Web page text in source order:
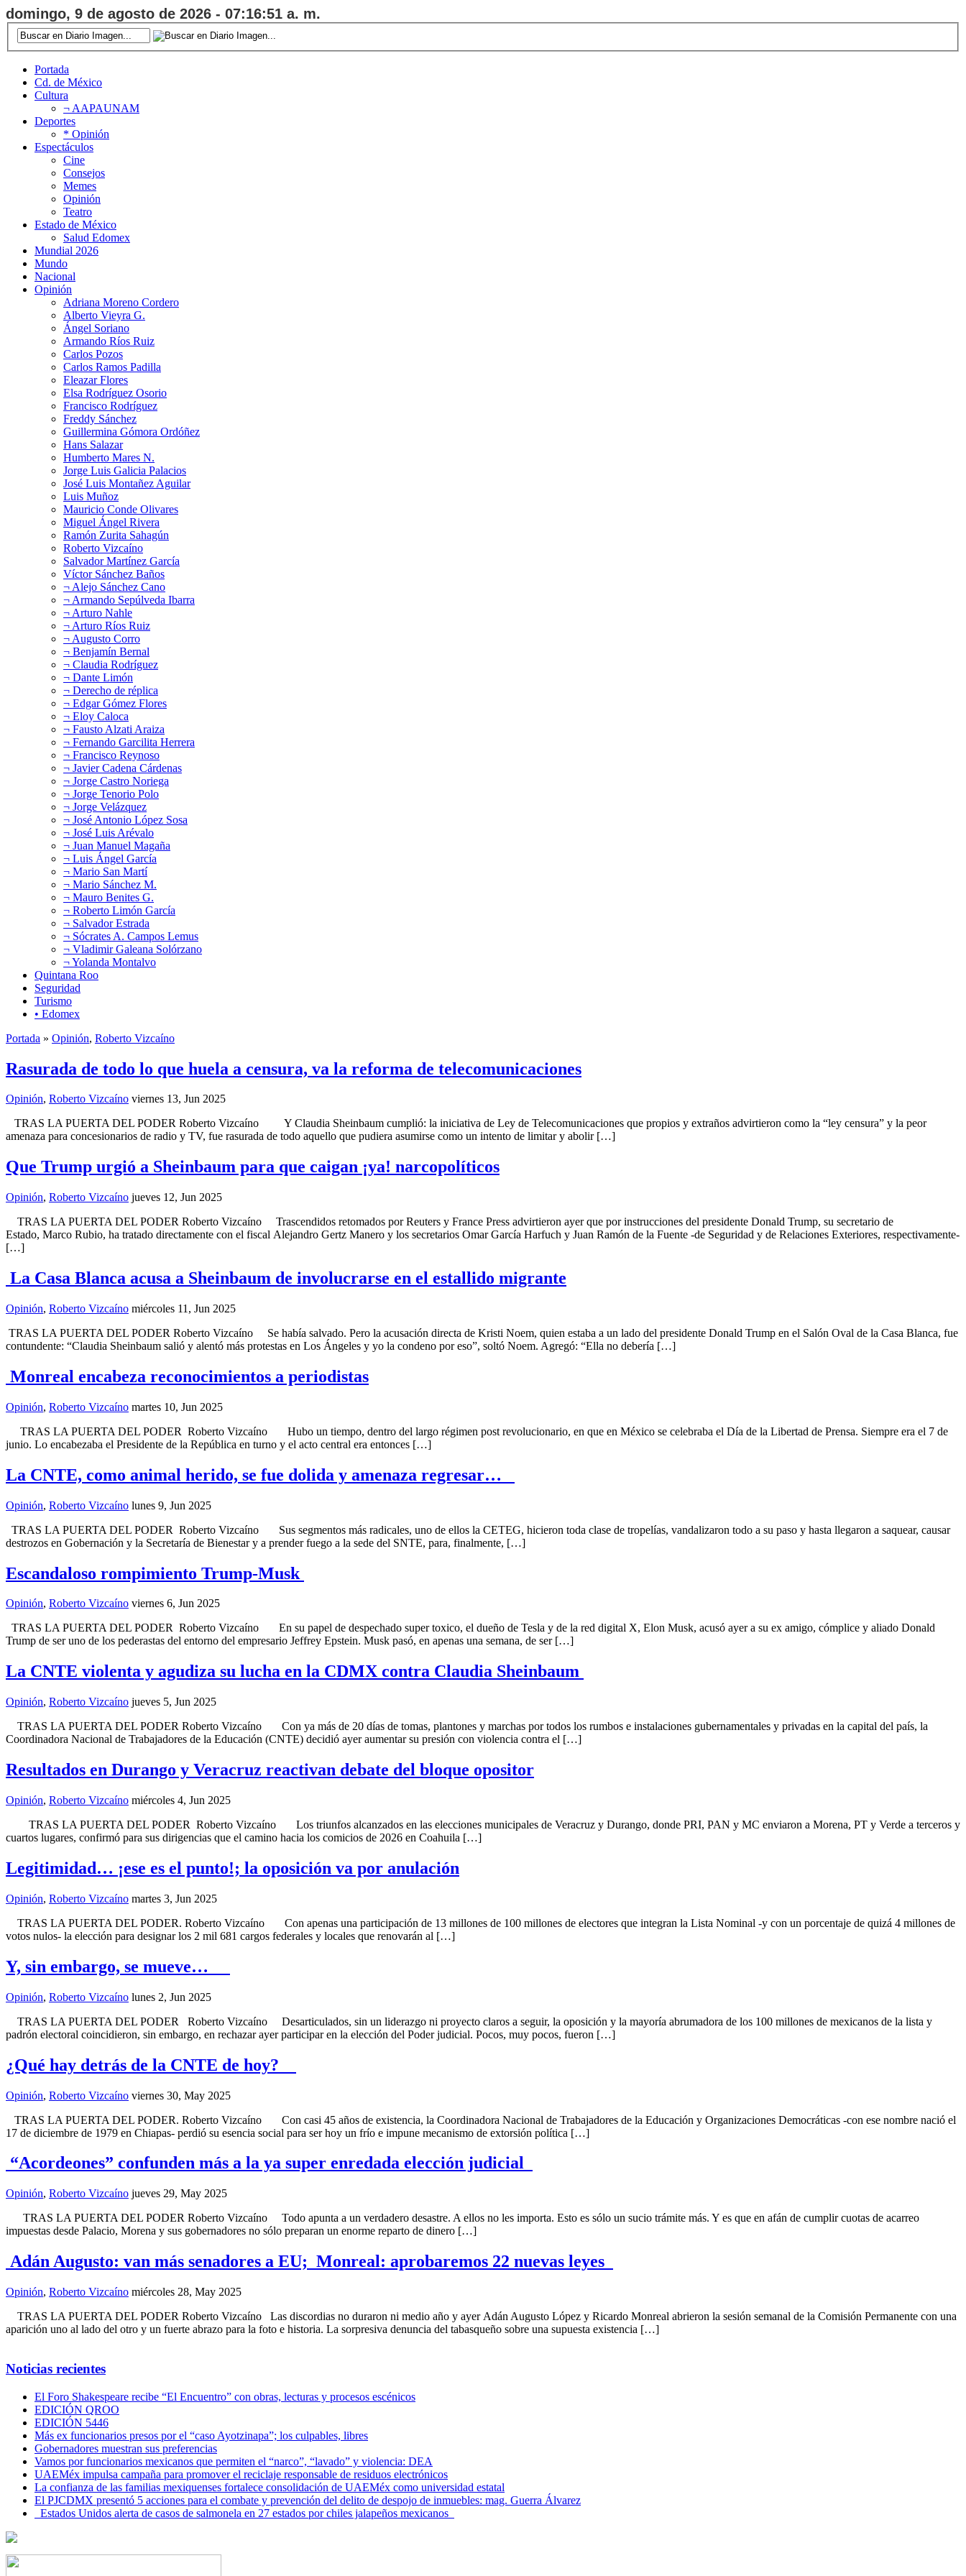
domingo, 9 de agosto de 2026 - 07:16:52 a. m.
Portada
Cd. de México
Cultura
¬ AAPAUNAM
Deportes
* Opinión
Espectáculos
Cine
Consejos
Memes
Opinión
Teatro
Estado de México
Salud Edomex
Mundial 2026
Mundo
Nacional
Opinión
Adriana Moreno Cordero
Alberto Vieyra G.
Ángel Soriano
Armando Ríos Ruiz
Carlos Pozos
Carlos Ramos Padilla
Eleazar Flores
Elsa Rodríguez Osorio
Francisco Rodríguez
Freddy Sánchez
Guillermina Gómora Ordóñez
Hans Salazar
Humberto Mares N.
Jorge Luis Galicia Palacios
José Luis Montañez Aguilar
Luis Muñoz
Mauricio Conde Olivares
Miguel Ángel Rivera
Ramón Zurita Sahagún
Roberto Vizcaíno
Salvador Martínez García
Víctor Sánchez Baños
¬ Alejo Sánchez Cano
¬ Armando Sepúlveda Ibarra
¬ Arturo Nahle
¬ Arturo Ríos Ruiz
¬ Augusto Corro
¬ Benjamín Bernal
¬ Claudia Rodríguez
¬ Dante Limón
¬ Derecho de réplica
¬ Edgar Gómez Flores
¬ Eloy Caloca
¬ Fausto Alzati Araiza
¬ Fernando Garcilita Herrera
¬ Francisco Reynoso
¬ Javier Cadena Cárdenas
¬ Jorge Castro Noriega
¬ Jorge Tenorio Polo
¬ Jorge Velázquez
¬ José Antonio López Sosa
¬ José Luis Arévalo
¬ Juan Manuel Magaña
¬ Luis Ángel García
¬ Mario San Martí
¬ Mario Sánchez M.
¬ Mauro Benites G.
¬ Roberto Limón García
¬ Salvador Estrada
¬ Sócrates A. Campos Lemus
¬ Vladimir Galeana Solórzano
¬ Yolanda Montalvo
Quintana Roo
Seguridad
Turismo
• Edomex
Portada » Opinión, Roberto Vizcaíno
Rasurada de todo lo que huela a censura, va la reforma de telecomunicaciones
Opinión, Roberto Vizcaíno viernes 13, Jun 2025
TRAS LA PUERTA DEL PODER Roberto Vizcaíno Y Claudia Sheinbaum cumplió: la iniciativa de Ley de Telecomunicaciones que propios y extraños advirtieron como la “ley censura” y la peor
amenaza para concesionarios de radio y TV, fue rasurada de todo aquello que pudiera asumirse como un intento de limitar y abolir […]
Que Trump urgió a Sheinbaum para que caigan ¡ya! narcopolíticos
Opinión, Roberto Vizcaíno jueves 12, Jun 2025
TRAS LA PUERTA DEL PODER Roberto Vizcaíno Trascendidos retomados por Reuters y France Press advirtieron ayer que por instrucciones del presidente Donald Trump, su secretario de
Estado, Marco Rubio, ha tratado directamente con el fiscal Alejandro Gertz Manero y los secretarios Omar García Harfuch y Juan Ramón de la Fuente -de Seguridad y de Relaciones Exteriores, respectivamente-
[…]
La Casa Blanca acusa a Sheinbaum de involucrarse en el estallido migrante
Opinión, Roberto Vizcaíno miércoles 11, Jun 2025
TRAS LA PUERTA DEL PODER Roberto Vizcaíno Se había salvado. Pero la acusación directa de Kristi Noem, quien estaba a un lado del presidente Donald Trump en el Salón Oval de la Casa Blanca, fue
contundente: “Claudia Sheinbaum salió y alentó más protestas en Los Ángeles y yo la condeno por eso”, soltó Noem. Agregó: “Ella no debería […]
Monreal encabeza reconocimientos a periodistas
Opinión, Roberto Vizcaíno martes 10, Jun 2025
TRAS LA PUERTA DEL PODER Roberto Vizcaíno Hubo un tiempo, dentro del largo régimen post revolucionario, en que en México se celebraba el Día de la Libertad de Prensa. Siempre era el 7 de
junio. Lo encabezaba el Presidente de la República en turno y el acto central era entonces […]
La CNTE, como animal herido, se fue dolida y amenaza regresar…
Opinión, Roberto Vizcaíno lunes 9, Jun 2025
TRAS LA PUERTA DEL PODER Roberto Vizcaíno Sus segmentos más radicales, uno de ellos la CETEG, hicieron toda clase de tropelías, vandalizaron todo a su paso y hasta llegaron a saquear, causar
destrozos en Gobernación y la Secretaría de Bienestar y a prender fuego a la sede del SNTE, para, finalmente, […]
Escandaloso rompimiento Trump-Musk
Opinión, Roberto Vizcaíno viernes 6, Jun 2025
TRAS LA PUERTA DEL PODER Roberto Vizcaíno En su papel de despechado super toxico, el dueño de Tesla y de la red digital X, Elon Musk, acusó ayer a su ex amigo, cómplice y aliado Donald
Trump de ser uno de los pederastas del entorno del empresario Jeffrey Epstein. Musk pasó, en apenas una semana, de ser […]
La CNTE violenta y agudiza su lucha en la CDMX contra Claudia Sheinbaum
Opinión, Roberto Vizcaíno jueves 5, Jun 2025
TRAS LA PUERTA DEL PODER Roberto Vizcaíno Con ya más de 20 días de tomas, plantones y marchas por todos los rumbos e instalaciones gubernamentales y privadas en la capital del país, la
Coordinadora Nacional de Trabajadores de la Educación (CNTE) decidió ayer aumentar su presión con violencia contra el […]
Resultados en Durango y Veracruz reactivan debate del bloque opositor
Opinión, Roberto Vizcaíno miércoles 4, Jun 2025
TRAS LA PUERTA DEL PODER Roberto Vizcaíno Los triunfos alcanzados en las elecciones municipales de Veracruz y Durango, donde PRI, PAN y MC enviaron a Morena, PT y Verde a terceros y
cuartos lugares, confirmó para sus dirigencias que el camino hacia los comicios de 2026 en Coahuila […]
Legitimidad… ¡ese es el punto!; la oposición va por anulación
Opinión, Roberto Vizcaíno martes 3, Jun 2025
TRAS LA PUERTA DEL PODER. Roberto Vizcaíno Con apenas una participación de 13 millones de 100 millones de electores que integran la Lista Nominal -y con un porcentaje de quizá 4 millones de
votos nulos- la elección para designar los 2 mil 681 cargos federales y locales que renovarán al […]
Y, sin embargo, se mueve…
Opinión, Roberto Vizcaíno lunes 2, Jun 2025
TRAS LA PUERTA DEL PODER Roberto Vizcaíno Desarticulados, sin un liderazgo ni proyecto claros a seguir, la oposición y la mayoría abrumadora de los 100 millones de mexicanos de la lista y
padrón electoral coincidieron, sin embargo, en rechazar ayer participar en la elección del Poder judicial. Pocos, muy pocos, fueron […]
¿Qué hay detrás de la CNTE de hoy?
Opinión, Roberto Vizcaíno viernes 30, May 2025
TRAS LA PUERTA DEL PODER. Roberto Vizcaíno Con casi 45 años de existencia, la Coordinadora Nacional de Trabajadores de la Educación y Organizaciones Democráticas -con ese nombre nació el
17 de diciembre de 1979 en Chiapas- perdió su esencia social para ser hoy un frío e impune mecanismo de extorsión política […]
“Acordeones” confunden más a la ya super enredada elección judicial
Opinión, Roberto Vizcaíno jueves 29, May 2025
TRAS LA PUERTA DEL PODER Roberto Vizcaíno Todo apunta a un verdadero desastre. A ellos no les importa. Esto es sólo un sucio trámite más. Y es que en afán de cumplir cuotas de acarreo
impuestas desde Palacio, Morena y sus gobernadores no sólo preparan un enorme reparto de dinero […]
Adán Augusto: van más senadores a EU; Monreal: aprobaremos 22 nuevas leyes
Opinión, Roberto Vizcaíno miércoles 28, May 2025
TRAS LA PUERTA DEL PODER Roberto Vizcaíno Las discordias no duraron ni medio año y ayer Adán Augusto López y Ricardo Monreal abrieron la sesión semanal de la Comisión Permanente con una
aparición uno al lado del otro y un fuerte abrazo para la foto e historia. La sorpresiva denuncia del tabasqueño sobre una supuesta existencia […]
Noticias recientes
El Foro Shakespeare recibe “El Encuentro” con obras, lecturas y procesos escénicos
EDICIÓN QROO
EDICIÓN 5446
Más ex funcionarios presos por el “caso Ayotzinapa”; los culpables, libres
Gobernadores muestran sus preferencias
Vamos por funcionarios mexicanos que permiten el “narco”, “lavado” y violencia: DEA
UAEMéx impulsa campaña para promover el reciclaje responsable de residuos electrónicos
La confianza de las familias mexiquenses fortalece consolidación de UAEMéx como universidad estatal
El PJCDMX presentó 5 acciones para el combate y prevención del delito de despojo de inmuebles: mag. Guerra Álvarez
Estados Unidos alerta de casos de salmonela en 27 estados por chiles jalapeños mexicanos